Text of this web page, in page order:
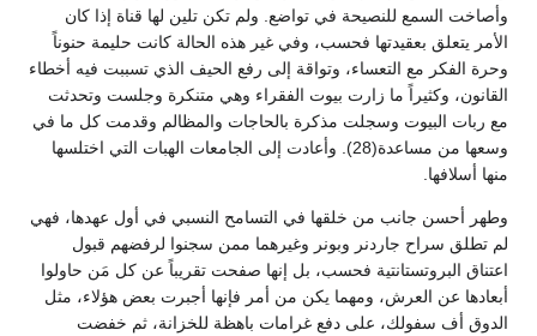
وأصاخت السمع للنصيحة في تواضع. ولم تكن تلين لها قناة إذا كان
الأمر يتعلق بعقيدتها فحسب، وفي غير هذه الحالة كانت حليمة حنوناً
وحرة الفكر مع التعساء، وتواقة إلى رفع الحيف الذي تسببت فيه أخطاء
القانون، وكثيراً ما زارت بيوت الفقراء وهي متنكرة وجلست وتحدثت
مع ربات البيوت وسجلت مذكرة بالحاجات والمظالم وقدمت كل ما في
وسعها من مساعدة(28). وأعادت إلى الجامعات الهبات التي اختلسها
منها أسلافها.
وطهر أحسن جانب من خلقها في التسامح النسبي في أول عهدها، فهي
لم تطلق سراح جاردنر وبونر وغيرهما ممن سجنوا لرفضهم قبول
اعتناق البروتستانتية فحسب، بل إنها صفحت تقريباً عن كل مَن حاولوا
أبعادها عن العرش، ومهما يكن من أمر فإنها أجبرت بعض هؤلاء، مثل
الدوق أف سفولك، على دفع غرامات باهظة للخزانة، ثم خفضت